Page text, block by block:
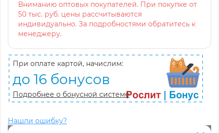
Вниманию оптовых покупателей. При покупке от
50 тыс. руб. цены рассчитываются
индивидуально. За подробностями обратитесь к
менеджеру.
При оплате картой, начислим:
до 16 бонусов
Подробнее о бонусной системе
Нашли ошибку?